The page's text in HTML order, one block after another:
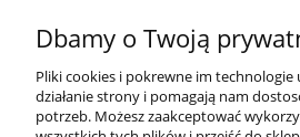
POMOC
Dbamy o Twoją
Pliki cookies i pokrewne im
działanie strony i pomagają nam
potrzeb. Możesz zaakceptować